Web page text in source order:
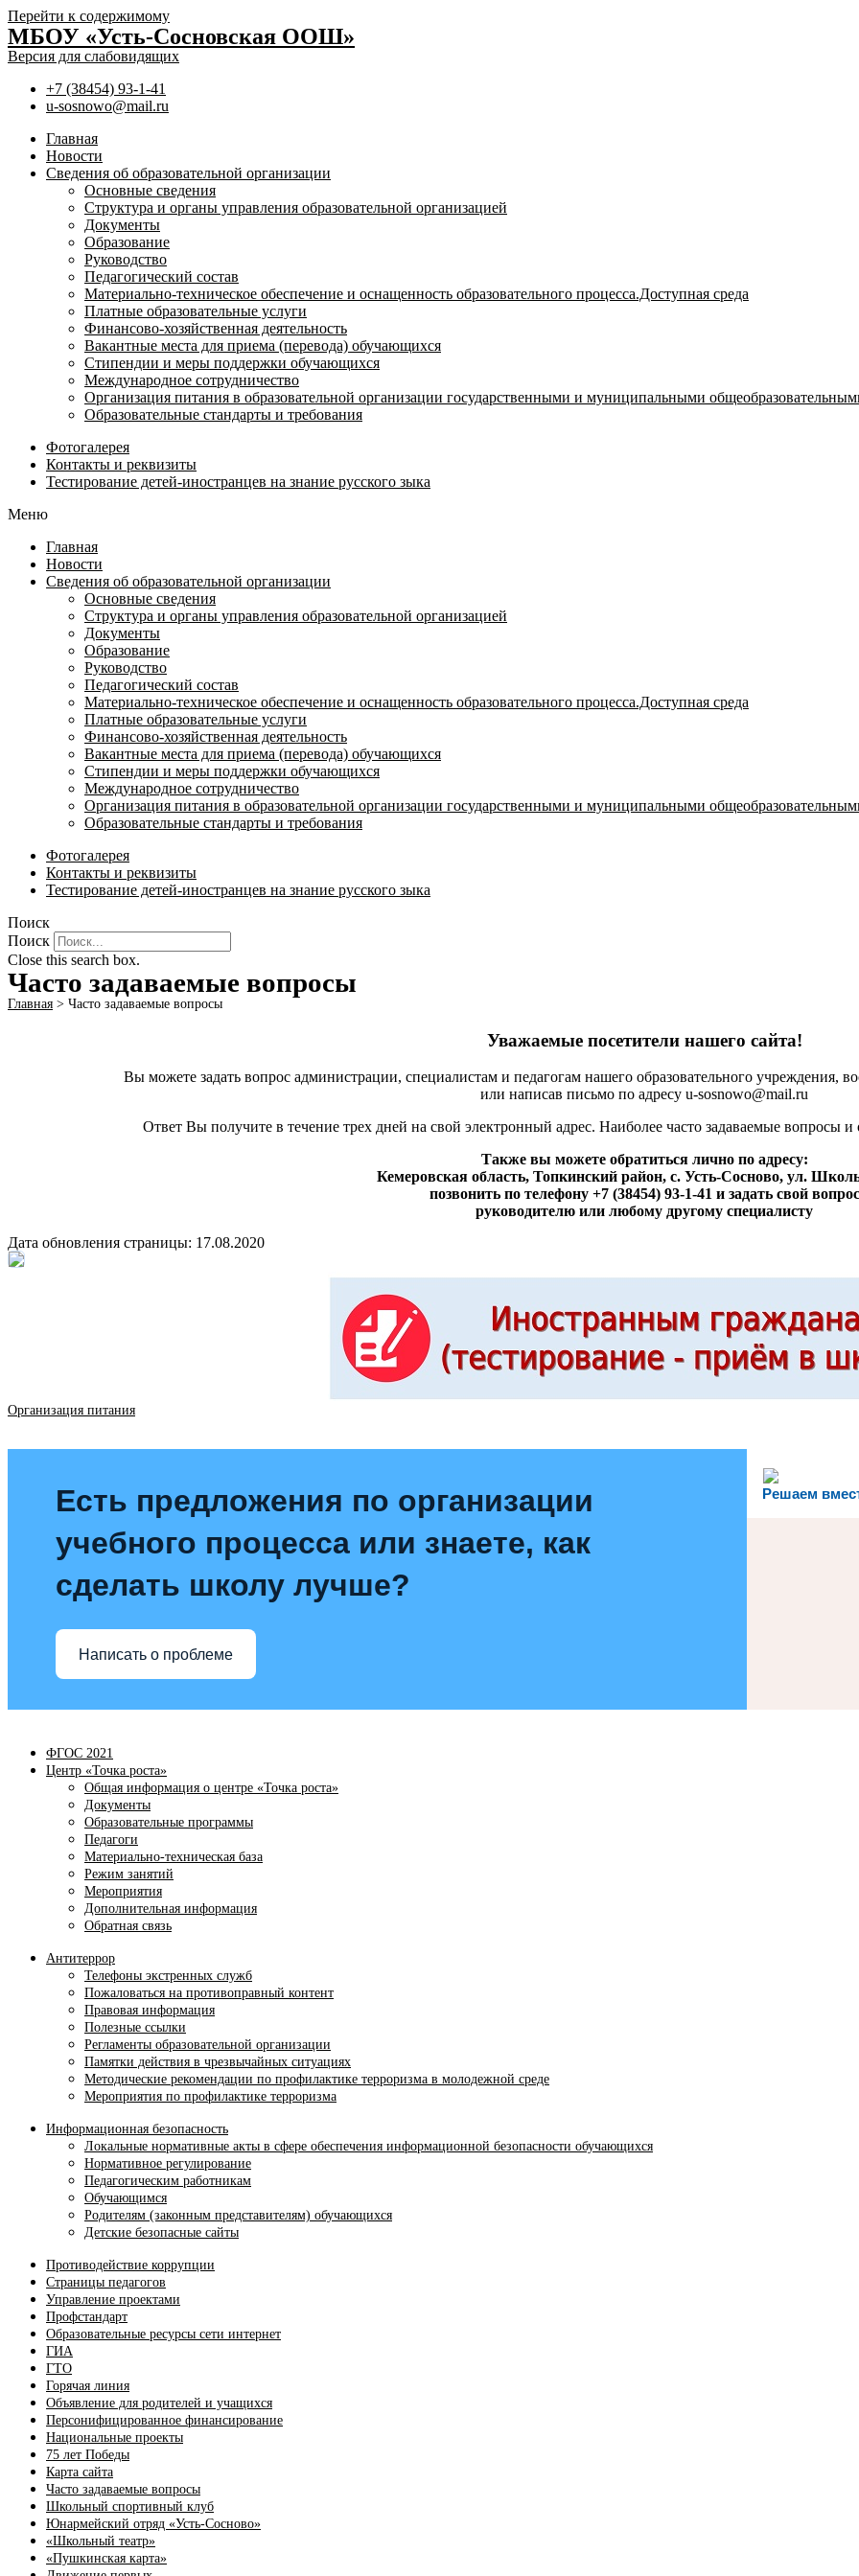
Перейти к содержимому
МБОУ «Усть-Сосновская ООШ»
Версия для слабовидящих
+7 (38454) 93-1-41
u-sosnowo@mail.ru
Главная
Новости
Сведения об образовательной организации
Основные сведения
Структура и органы управления образовательной организацией
Документы
Образование
Руководство
Педагогический состав
Материально-техническое обеспечение и оснащенность образовательного процесса.Доступная среда
Платные образовательные услуги
Финансово-хозяйственная деятельность
Вакантные места для приема (перевода) обучающихся
Стипендии и меры поддержки обучающихся
Международное сотрудничество
Организация питания в образовательной организации государственными и муниципальными
Образовательные стандарты и требования
Фотогалерея
Контакты и реквизиты
Тестирование детей-иностранцев на знание русского зыка
Меню
Главная
Новости
Сведения об образовательной организации
Основные сведения
Структура и органы управления образовательной организацией
Документы
Образование
Руководство
Педагогический состав
Материально-техническое обеспечение и оснащенность образовательного процесса.Доступная среда
Платные образовательные услуги
Финансово-хозяйственная деятельность
Вакантные места для приема (перевода) обучающихся
Стипендии и меры поддержки обучающихся
Международное сотрудничество
Организация питания в образовательной организации государственными и муниципальными
Образовательные стандарты и требования
Фотогалерея
Контакты и реквизиты
Тестирование детей-иностранцев на знание русского зыка
Поиск
Поиск
Close this search box.
Часто задаваемые вопросы
Главная > Часто задаваемые вопросы
Уважаемые посетители нашего сайта!
Вы можете задать вопрос администрации, специалистам и педагогам нашего образовательного учреждения,
или написав письмо по адресу u-sosnowo@mail.ru
Ответ Вы получите в течение трех дней на свой электронный адрес. Наиболее часто задаваемые вопросы
Также вы можете обратиться лично по адресу:
Кемеровская область, Топкинский район, с. Усть-Сосново, ул.
позвонить по телефону +7 (38454) 93-1-41 и задать свой вопрос
руководителю или любому другому специалисту
Дата обновления страницы: 17.08.2020
Организация питания
Решаем
Есть предложения по организации
учебного процесса или знаете, как
сделать школу лучше?
Написать о проблеме
ФГОС 2021
Центр «Точка роста»
Общая информация о центре «Точка роста»
Документы
Образовательные программы
Педагоги
Материально-техническая база
Режим занятий
Мероприятия
Дополнительная информация
Обратная связь
Антитеррор
Телефоны экстренных служб
Пожаловаться на противоправный контент
Правовая информация
Полезные ссылки
Регламенты образовательной организации
Памятки действия в чрезвычайных ситуациях
Методические рекомендации по профилактике терроризма в молодежной среде
Мероприятия по профилактике терроризма
Информационная безопасность
Локальные нормативные акты в сфере обеспечения информационной безопасности обучающихся
Нормативное регулирование
Педагогическим работникам
Обучающимся
Родителям (законным представителям) обучающихся
Детские безопасные сайты
Противодействие коррупции
Страницы педагогов
Управление проектами
Профстандарт
Образовательные ресурсы сети интернет
ГИА
ГТО
Горячая линия
Объявление для родителей и учащихся
Персонифицированное финансирование
Национальные проекты
75 лет Победы
Карта сайта
Часто задаваемые вопросы
Школьный спортивный клуб
Юнармейский отряд «Усть-Сосново»
«Школьный театр»
«Пушкинская карта»